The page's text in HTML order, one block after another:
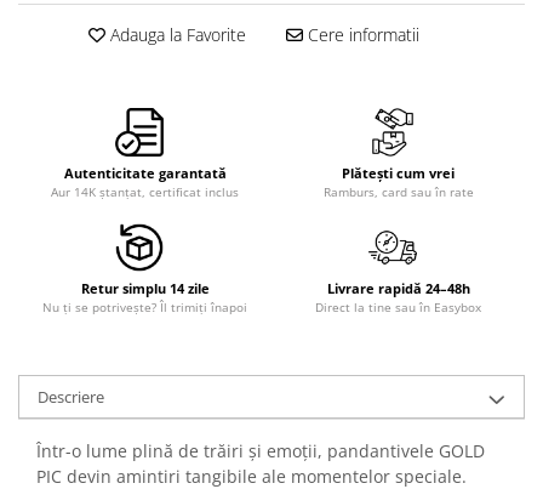
Adauga la Favorite Cere informatii
Autenticitate garantată
Aur 14K ștanțat, certificat inclus
Plătești cum vrei
Ramburs, card sau în rate
Retur simplu 14 zile
Nu ți se potrivește? Îl trimiți înapoi
Livrare rapidă 24–48h
Direct la tine sau în Easybox
Descriere
Într-o lume plină de trăiri și emoții, pandantivele GOLD
PIC devin amintiri tangibile ale momentelor speciale.